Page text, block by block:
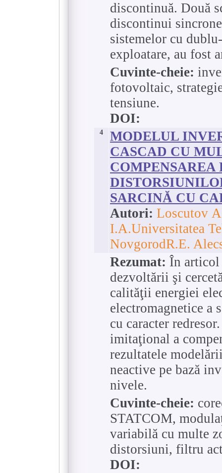
discontinuă. Două
discontinui
sistemelor cu
exploatare, au fost
Cuvinte-cheie:
fotovoltaic,
tensiune.
DOI:
4
MODELUL
CASCAD CU
SARCINĂ CU
Autori: Loscutov
I.А.Universitatea
NovgorodR.E.
Rezumat: În articol
dezvoltării şi
calităţii energiei
electromagnetice a
cu caracter
imitaţional a
rezultatele
neactive pe bază
nivele.
Cuvinte-cheie:
STATCOM,
variabilă cu multe
distorsiuni, filtru
DOI: